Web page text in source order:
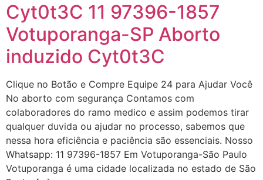
Cyt0t3C 11 97396-1857
Votuporanga-SP Aborto
induzido Cyt0t3C
Clique no Botão e Compre Equipe 24 para Ajudar Você
No aborto com segurança Contamos com
colaboradores do ramo medico e assim podemos tirar
qualquer duvida ou ajudar no processo, sabemos que
nessa hora eficiência e paciência são essenciais. Nosso
Whatsapp: 11 97396-1857 Em Votuporanga-São Paulo
Votuporanga é uma cidade localizada no estado de São
G (1199866**** em
http://www.proaborto.com)
Mulheres vocês sabem dizer
quem já tomou os remédio se
começa a sair um líquido
transparente, se é normal ?
22/05/2026 17:10:05
(879121**** em
http://www.proaborto.com)